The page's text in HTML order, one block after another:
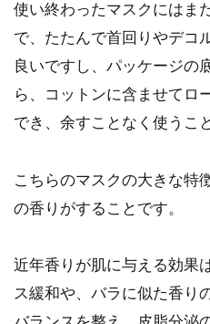
使い終わったマスクにはま
で、たたんで首回りやデコ
良いですし、パッケージの
ら、コットンに含ませてロ
でき、余すことなく使うこ
こちらのマスクの大きな特
の香りがすることです。
近年香りが肌に与える効果
ス緩和や、バラに似た香り